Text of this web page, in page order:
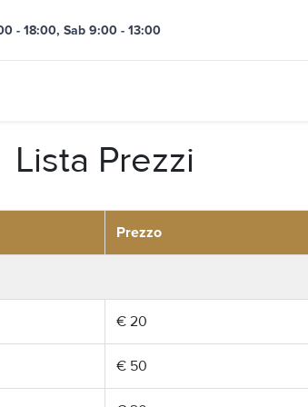
- 18:00, Sab 9:00 - 13:00
Lista Prezzi
Prezzo
€ 20
€ 50